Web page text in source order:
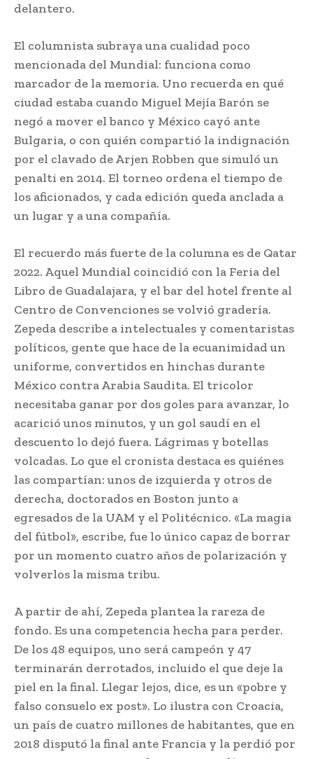
delantero.
El columnista subraya una cualidad poco
mencionada del Mundial: funciona como
marcador de la memoria. Uno recuerda en qué
ciudad estaba cuando Miguel Mejía Barón se
negó a mover el banco y México cayó ante
Bulgaria, o con quién compartió la indignación
por el clavado de Arjen Robben que simuló un
penalti en 2014. El torneo ordena el tiempo de
los aficionados, y cada edición queda anclada a
un lugar y a una compañía.
El recuerdo más fuerte de la columna es de Qatar
2022. Aquel Mundial coincidió con la Feria del
Libro de Guadalajara, y el bar del hotel frente al
Centro de Convenciones se volvió gradería.
Zepeda describe a intelectuales y comentaristas
políticos, gente que hace de la ecuanimidad un
uniforme, convertidos en hinchas durante
México contra Arabia Saudita. El tricolor
necesitaba ganar por dos goles para avanzar, lo
acarició unos minutos, y un gol saudí en el
descuento lo dejó fuera. Lágrimas y botellas
volcadas. Lo que el cronista destaca es quiénes
las compartían: unos de izquierda y otros de
derecha, doctorados en Boston junto a
egresados de la UAM y el Politécnico. «La magia
del fútbol», escribe, fue lo único capaz de borrar
por un momento cuatro años de polarización y
volverlos la misma tribu.
A partir de ahí, Zepeda plantea la rareza de
fondo. Es una competencia hecha para perder.
De los 48 equipos, uno será campeón y 47
terminarán derrotados, incluido el que deje la
piel en la final. Llegar lejos, dice, es un «pobre y
falso consuelo ex post». Lo ilustra con Croacia,
un país de cuatro millones de habitantes, que en
2018 disputó la final ante Francia y la perdió por